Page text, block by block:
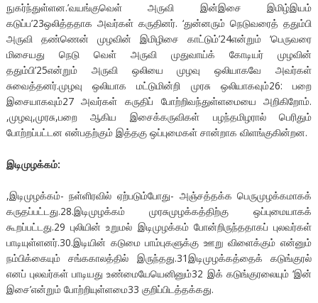
நுகர்ந்துள்ளன.’வயங்குவெள் அருவி இன்இசை இமிழ்இயம்
கடுப்ப’23ஒலித்ததாக அவர்கள் கருதினர். ‘துன்னரும் நெடுவரைத் ததும்பி
அருவி தண்ணென் முழவின் இமிழிசை காட்டும்’24என்றும் ‘பெருவரை
மிசையது நெடு வெள் அருவி முதுவாய்க் கோடியர் முழவின்
ததும்பி’25என்றும் அருவி ஒலியை முழவு ஒலியாகவே அவர்கள்
சுவைத்தனர்.முழவு ஒலியாக மட்டுமின்றி முரசு ஒலியாகவும்26: பறை
இசையாகவும்27 அவர்கள் கருதிப் போற்றிவந்துள்ளமையை அறிகிறோம்.
,முழவு,முரசு,பறை ஆகிய இசைக்கருவிகள் பழந்தமிழரால் பெரிதும்
போற்றப்பட்டன என்பதற்கும் இத்தகு ஒப்புமைகள் சான்றாக விளங்குகின்றன.
இடிமுழக்கம்:
,இடிமுழக்கம்- நள்ளிரவில் ஏற்படும்போது- அஞ்சத்தக்க பெருமுழக்கமாகக்
கருதப்பட்டது.28.இடிமுழக்கம் முரசுமுழக்கத்திற்கு ஒப்புமையாகக்
கூறப்பட்டது.29 புலியின் உறுமல் இடிமுழக்கம் போன்றிருந்ததாகப் புலவர்கள்
பாடியுள்ளனர்.30.இடியின் கடுமை பாம்புகளுக்கு ஊறு விளைக்கும் என்னும்
நம்பிக்கையும் சங்ககாலத்தில் இருந்தது.31இடிமுழக்கத்தைக் கடுங்குரல்
எனப் புலவர்கள் பாடியது உண்மையேயெனினும்32 இக் கடுங்குரலையும் ‘இன்
இசை’என்றும் போற்றியுள்ளமை33 குறிப்பிடத்தக்கது.